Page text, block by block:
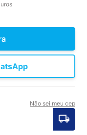
Não sei meu cep